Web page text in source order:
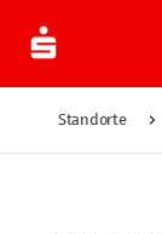
Standorte